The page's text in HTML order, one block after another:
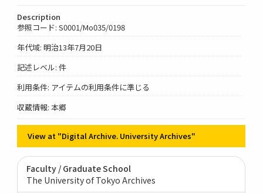
Description
参照コード: S0001/Mo035/0198
年代域: 明治13年7月20日
記述レベル: 件
利用条件: アイテムの利用条件に準じる
収蔵情報: 本郷
View at "Digital Archive. University Archives"
Faculty / Graduate School
The University of Tokyo Archives